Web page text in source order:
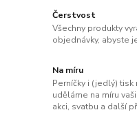
Čerstvost
Všechny produkty
objednávky, abyste
Na míru
Perníčky i (jedlý)
uděláme na míru
akci, svatbu a další